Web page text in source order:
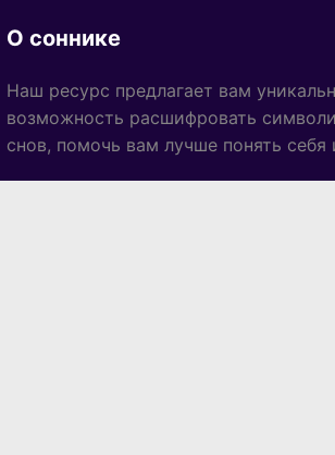
О соннике
Наш ресурс предлагает вам
возможность расшифровать
снов, помочь вам лучше понять